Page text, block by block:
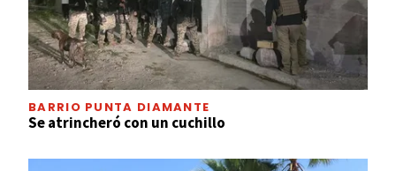
BARRIO PUNTA DIAMANTE
Se atrincheró con un cuchillo